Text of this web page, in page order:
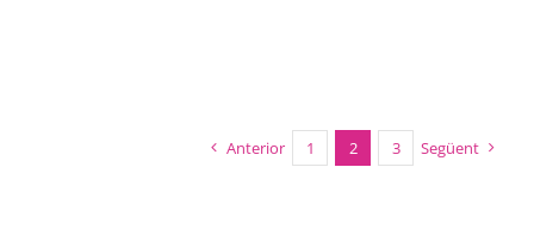
Anterior 1 2 3 Següent